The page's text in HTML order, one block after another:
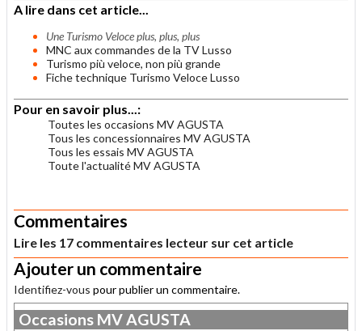
A lire dans cet article...
Une Turismo Veloce plus, plus, plus
MNC aux commandes de la TV Lusso
Turismo più veloce, non più grande
Fiche technique Turismo Veloce Lusso
Pour en savoir plus...:
Toutes les occasions MV AGUSTA
Tous les concessionnaires MV AGUSTA
Tous les essais MV AGUSTA
Toute l'actualité MV AGUSTA
Commentaires
Lire les 17 commentaires lecteur sur cet article
Ajouter un commentaire
Identifiez-vous pour publier un commentaire.
Occasions MV AGUSTA